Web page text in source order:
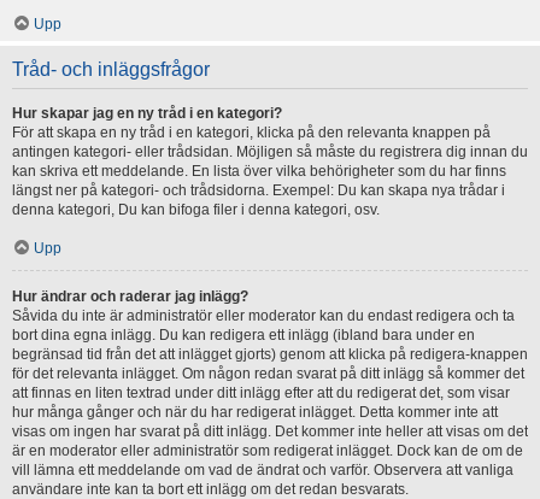
Upp
Tråd- och inläggsfrågor
Hur skapar jag en ny tråd i en kategori?
För att skapa en ny tråd i en kategori, klicka på den relevanta knappen på
antingen kategori- eller trådsidan. Möjligen så måste du registrera dig innan du
kan skriva ett meddelande. En lista över vilka behörigheter som du har finns
längst ner på kategori- och trådsidorna. Exempel: Du kan skapa nya trådar i
denna kategori, Du kan bifoga filer i denna kategori, osv.
Upp
Hur ändrar och raderar jag inlägg?
Såvida du inte är administratör eller moderator kan du endast redigera och ta
bort dina egna inlägg. Du kan redigera ett inlägg (ibland bara under en
begränsad tid från det att inlägget gjorts) genom att klicka på redigera-knappen
för det relevanta inlägget. Om någon redan svarat på ditt inlägg så kommer det
att finnas en liten textrad under ditt inlägg efter att du redigerat det, som visar
hur många gånger och när du har redigerat inlägget. Detta kommer inte att
visas om ingen har svarat på ditt inlägg. Det kommer inte heller att visas om det
är en moderator eller administratör som redigerat inlägget. Dock kan de om de
vill lämna ett meddelande om vad de ändrat och varför. Observera att vanliga
användare inte kan ta bort ett inlägg om det redan besvarats.